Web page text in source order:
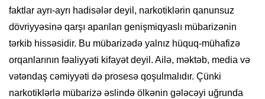
faktlar ayrı-ayrı hadisələr deyil, narkotiklərin qanunsuz
dövriyyəsinə qarşı aparılan genişmiqyaslı mübarizənin
tərkib hissəsidir. Bu mübarizədə yalnız hüquq-mühafizə
orqanlarının fəaliyyəti kifayət deyil. Ailə, məktəb, media və
vətəndaş cəmiyyəti də prosesə qoşulmalıdır. Çünki
narkotiklərlə mübarizə əslində ölkənin gələcəyi uğrunda